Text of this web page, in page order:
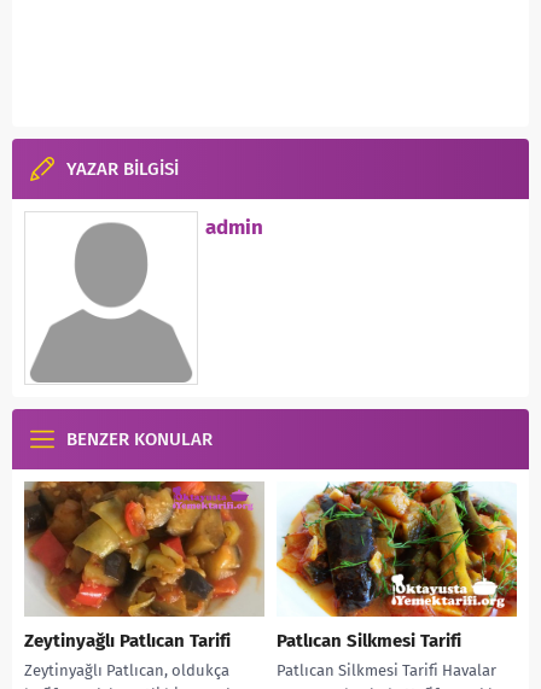
YAZAR BİLGİSİ
admin
BENZER KONULAR
Zeytinyağlı Patlıcan Tarifi
Zeytinyağlı Patlıcan, oldukça
Patlıcan Silkmesi Tarifi
Patlıcan Silkmesi Tarifi Havalar